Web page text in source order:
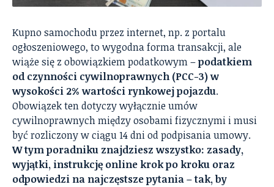
Kupno samochodu przez internet, np. z portalu
ogłoszeniowego, to wygodna forma transakcji, ale
wiąże się z obowiązkiem podatkowym –podatkiem
od czynności cywilnoprawnych (PCC-3) w
wysokości 2% wartości rynkowej pojazdu.
Obowiązek ten dotyczy wyłącznie umów
cywilnoprawnych między osobami fizycznymi i musi
być rozliczony w ciągu 14 dni od podpisania umowy.
W tym poradniku znajdziesz wszystko: zasady,
wyjątki, instrukcję online krok po kroku oraz
odpowiedzi na najczęstsze pytania – tak, by